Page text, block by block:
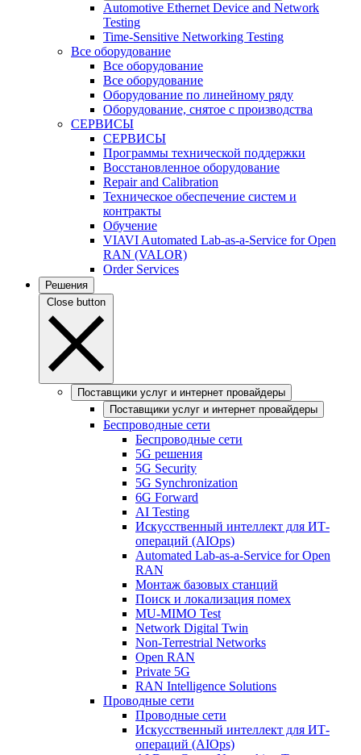
Automotive Ethernet Device and Network
Testing
Time-Sensitive Networking Testing
Все оборудование
Все оборудование
Все оборудование
Оборудование по линейному ряду
Оборудование, снятое с производства
СЕРВИСЫ
СЕРВИСЫ
Программы технической поддержки
Восстановленное оборудование
Repair and Calibration
Техническое обеспечение систем и
контракты
Обучение
VIAVI Automated Lab-as-a-Service for Open
RAN (VALOR)
Order Services
Решения
Close button
Поставщики услуг и интернет провайдеры
Поставщики услуг и интернет провайдеры
Беспроводные сети
Беспроводные сети
5G решения
5G Security
5G Synchronization
6G Forward
AI Testing
Искусственный интеллект для ИТ-
операций (AIOps)
Automated Lab-as-a-Service for Open
RAN
Монтаж базовых станций
Поиск и локализация помех
MU-MIMO Test
Network Digital Twin
Non-Terrestrial Networks
Open RAN
Private 5G
RAN Intelligence Solutions
Проводные сети
Проводные сети
Искусственный интеллект для ИТ-
операций (AIOps)